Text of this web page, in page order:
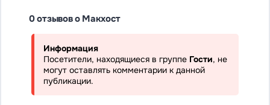
0 отзывов о Макхост
Информация
Посетители, находящиеся в группе Гости, не
могут оставлять комментарии к данной
публикации.